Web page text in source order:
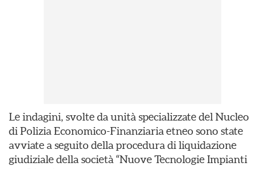
Le indagini, svolte da unità specializzate del Nucleo
di Polizia Economico-Finanziaria etneo sono state
avviate a seguito della procedura di liquidazione
giudiziale della società “Nuove Tecnologie Impianti